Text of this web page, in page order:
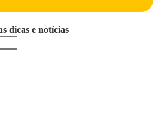
dicas e notícias